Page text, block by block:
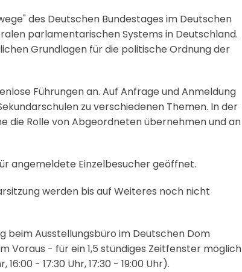
des Deutschen Bundestages im Deutschen
parlamentarischen Systems in Deutschland.
Grundlagen für die politische Ordnung der
Führungen an. Auf Anfrage und Anmeldung
zu verschiedenen Themen. In der
die Rolle von Abgeordneten übernehmen und an
angemeldete Einzelbesucher geöffnet.
werden bis auf Weiteres noch nicht
beim Ausstellungsbüro im Deutschen Dom
Voraus - für ein 1,5 stündiges Zeitfenster möglich
16:00 - 17:30 Uhr, 17:30 - 19:00 Uhr).